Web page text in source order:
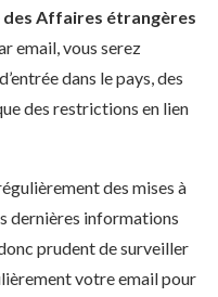
Affaires étrangères
email, vous serez
dans le pays, des
des restrictions en lien
des mises à
dernières informations
prudent de surveiller
votre email pour